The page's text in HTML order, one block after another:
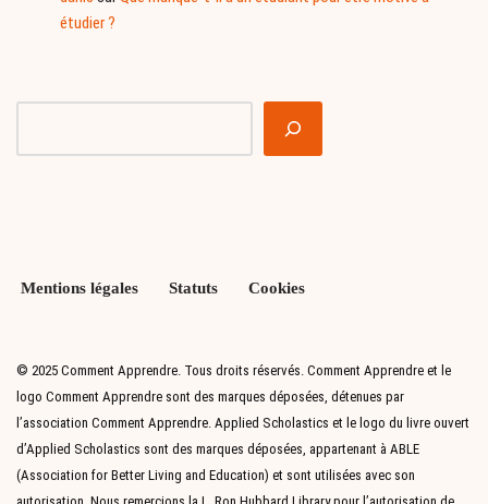
étudier ?
Mentions légales Statuts Cookies
© 2025 Comment Apprendre. Tous droits réservés. Comment Apprendre et le
logo Comment Apprendre sont des marques déposées, détenues par
l’association Comment Apprendre. Applied Scholastics et le logo du livre ouvert
d’Applied Scholastics sont des marques déposées, appartenant à ABLE
(Association for Better Living and Education) et sont utilisées avec son